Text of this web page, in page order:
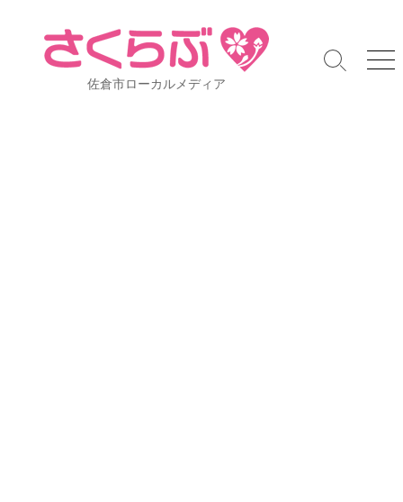
佐倉市ローカルメディア
検
メ